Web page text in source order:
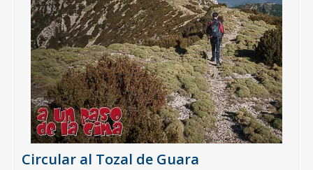
Circular al Tozal de Guara